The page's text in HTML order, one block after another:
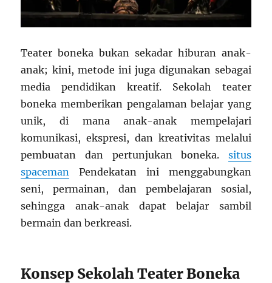
Teater boneka bukan sekadar hiburan anak-
anak; kini, metode ini juga digunakan sebagai
media pendidikan kreatif. Sekolah teater
boneka memberikan pengalaman belajar yang
unik, di mana anak-anak mempelajari
komunikasi, ekspresi, dan kreativitas melalui
pembuatan dan pertunjukan boneka. situs
spaceman
Pendekatan ini menggabungkan
seni, permainan, dan pembelajaran sosial,
sehingga anak-anak dapat belajar sambil
bermain dan berkreasi.
Konsep Sekolah Teater Boneka